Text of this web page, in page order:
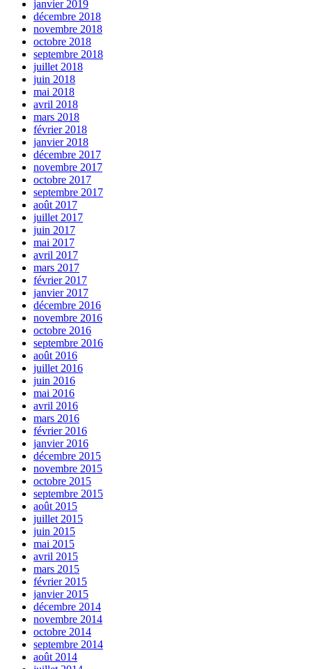
janvier 2019
décembre 2018
novembre 2018
octobre 2018
septembre 2018
juillet 2018
juin 2018
mai 2018
avril 2018
mars 2018
février 2018
janvier 2018
décembre 2017
novembre 2017
octobre 2017
septembre 2017
août 2017
juillet 2017
juin 2017
mai 2017
avril 2017
mars 2017
février 2017
janvier 2017
décembre 2016
novembre 2016
octobre 2016
septembre 2016
août 2016
juillet 2016
juin 2016
mai 2016
avril 2016
mars 2016
février 2016
janvier 2016
décembre 2015
novembre 2015
octobre 2015
septembre 2015
août 2015
juillet 2015
juin 2015
mai 2015
avril 2015
mars 2015
février 2015
janvier 2015
décembre 2014
novembre 2014
octobre 2014
septembre 2014
août 2014